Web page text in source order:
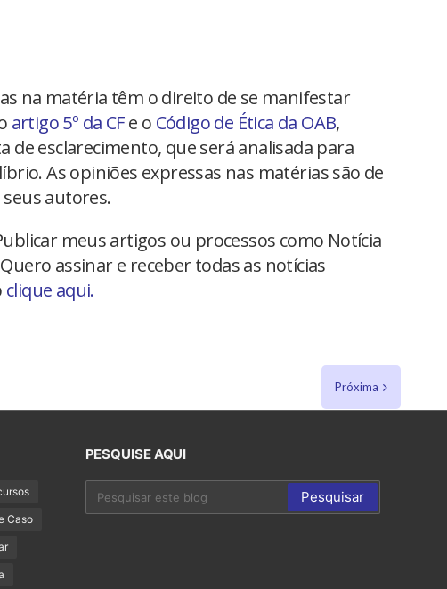
na matéria têm o direito de se manifestar
artigo 5º da CFe o Código de Ética da OAB,
de esclarecimento, que será analisada para
As opiniões expressas nas matérias são de
autores.
meus artigos ou processos como Notícia
assinar e receber todas as notícias
clique aqui.
Próxima
Caso
PESQUISE AQUI